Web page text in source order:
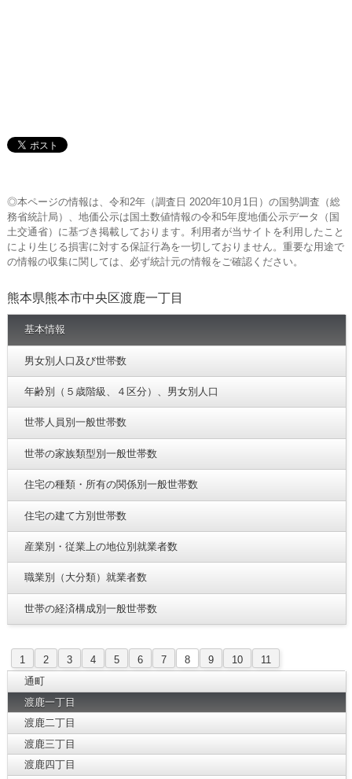
◎本ページの情報は、令和2年（調査日 2020年10月1日）の国勢調査（総
務省統計局）、地価公示は国土数値情報の令和5年度地価公示データ（国
土交通省）に基づき掲載しております。利用者が当サイトを利用したこと
により生じる損害に対する保証行為を一切しておりません。重要な用途で
の情報の収集に関しては、必ず統計元の情報をご確認ください。
熊本県熊本市中央区渡鹿一丁目
基本情報
男女別人口及び世帯数
年齢別（５歳階級、４区分）、男女別人口
世帯人員別一般世帯数
世帯の家族類型別一般世帯数
住宅の種類・所有の関係別一般世帯数
住宅の建て方別世帯数
産業別・従業上の地位別就業者数
職業別（大分類）就業者数
世帯の経済構成別一般世帯数
1 2 3 4 5 6 7 8 9 10
11
通町
渡鹿一丁目
渡鹿二丁目
渡鹿三丁目
渡鹿四丁目